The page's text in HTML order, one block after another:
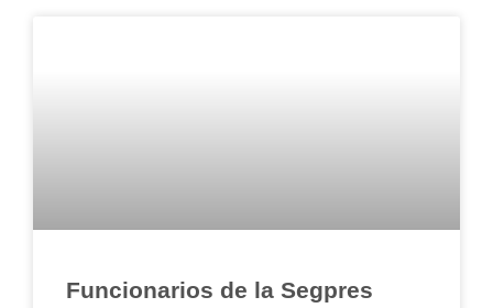
Funcionarios de la Segpres